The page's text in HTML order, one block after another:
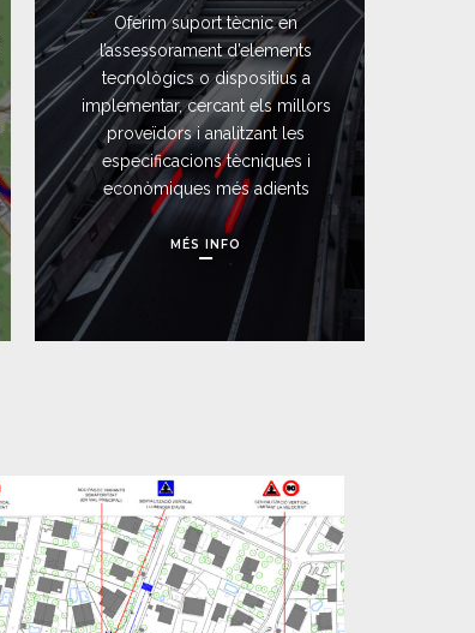
Oferim suport tècnic en
l’assessorament d’elements
tecnològics o dispositius a
implementar, cercant els millors
proveïdors i analitzant les
especificacions tècniques i
econòmiques més adients
MÉS INFO